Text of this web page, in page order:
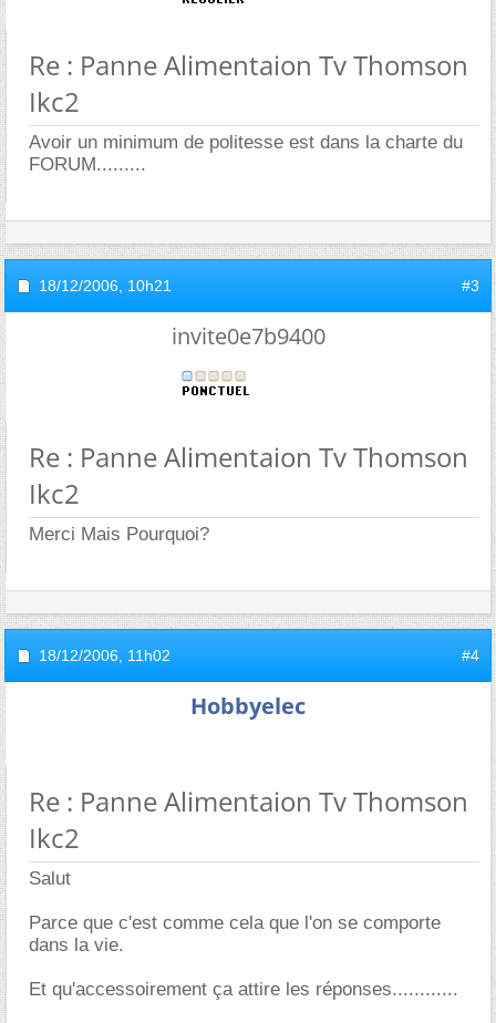
Re : Panne Alimentaion Tv Thomson
Ikc2
Avoir un minimum de politesse est dans la charte du
FORUM.........
18/12/2006, 10h21 #3
invite0e7b9400
Re : Panne Alimentaion Tv Thomson
Ikc2
Merci Mais Pourquoi?
18/12/2006, 11h02 #4
Hobbyelec
Re : Panne Alimentaion Tv Thomson
Ikc2
Salut
Parce que c'est comme cela que l'on se comporte
dans la vie.
Et qu'accessoirement ça attire les réponses............